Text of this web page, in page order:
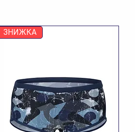
ЗНИЖКА